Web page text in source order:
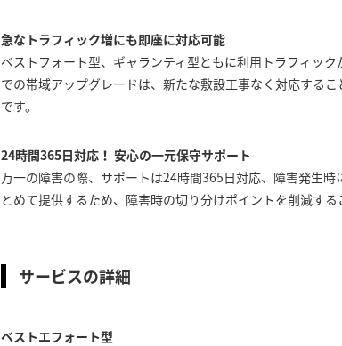
急なトラフィック増にも即座に対応可能
ベストフォート型、ギャランティ型ともに利用トラフィッ
での帯域アップグレードは、新たな敷設工事なく対応する
です。
24時間365日対応！ 安心の一元保守サポート
万一の障害の際、サポートは24時間365日対応、障害発生
とめて提供するため、障害時の切り分けポイントを削減する
サービスの詳細
ベストエフォート型